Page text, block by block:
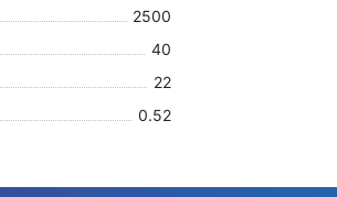
2500
40
22
0.52